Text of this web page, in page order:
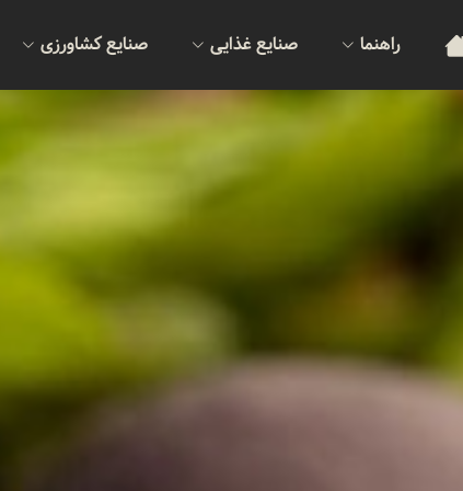
راهنما صنایع غذایی صنایع کشاورزی